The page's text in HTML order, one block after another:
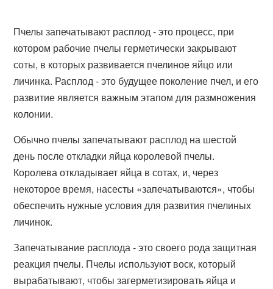
Пчелы запечатывают расплод - это процесс, при
котором рабочие пчелы герметически закрывают
соты, в которых развивается пчелиное яйцо или
личинка. Расплод - это будущее поколение пчел, и его
развитие является важным этапом для размножения
колонии.
Обычно пчелы запечатывают расплод на шестой
день после откладки яйца королевой пчелы.
Королева откладывает яйца в сотах, и, через
некоторое время, насесты «запечатываются», чтобы
обеспечить нужные условия для развития пчелиных
личинок.
Запечатывание расплода - это своего рода защитная
реакция пчелы. Пчелы используют воск, который
вырабатывают, чтобы загерметизировать яйца и